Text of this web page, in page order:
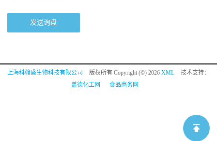
发送询盘
上海科翰盛生物科技有限公司 版权所有 Copyright (©) 2026 XML
技术支持：
盖德化工网
食品商务网